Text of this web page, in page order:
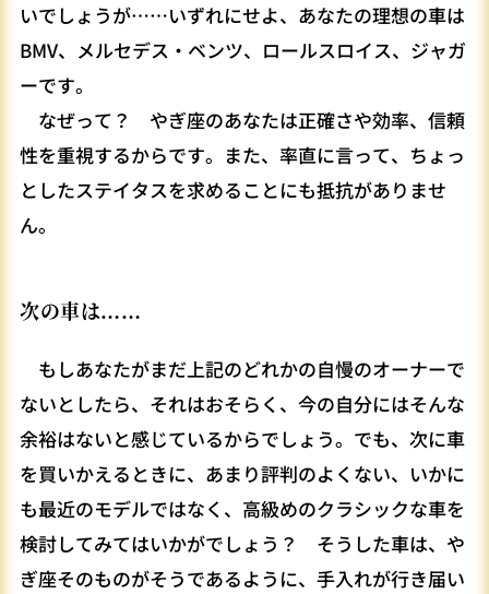
いでしょうが……いずれにせよ、あなたの理想の車は
BMV、メルセデス・ベンツ、ロールスロイス、ジャガ
ーです。
なぜって？ やぎ座のあなたは正確さや効率、信頼
性を重視するからです。また、率直に言って、ちょっ
としたステイタスを求めることにも抵抗がありませ
ん。
次の車は……
もしあなたがまだ上記のどれかの自慢のオーナーで
ないとしたら、それはおそらく、今の自分にはそんな
余裕はないと感じているからでしょう。でも、次に車
を買いかえるときに、あまり評判のよくない、いかに
も最近のモデルではなく、高級めのクラシックな車を
検討してみてはいかがでしょう？ そうした車は、や
ぎ座そのものがそうであるように、手入れが行き届い